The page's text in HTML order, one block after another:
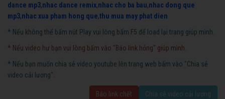
dance mp3,nhac dance remix,nhac cho ba bau,nhac dong que
mp3,nhac xua pham hong que,thu mua may phat dien
* Nếu không thể bấm nút Play vui lòng bấm F5 để load lại trang giúp mình.
* Nếu video hư bạn vui lòng bấm vào "Báo link hỏng" giúp mình.
* Nếu bạn muốn chia sẻ video youtube lên trang web bấm vào "Chia sẻ
video cải lương".
Báo link chết Chia sẻ video cải lương